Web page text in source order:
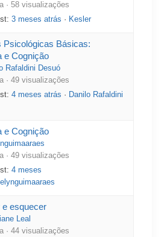
· 58 visualizações
3 meses atrás · Kesler
Psicológicas Básicas:
e Cognição
Rafaldini Desuó
· 49 visualizações
4 meses atrás · Danilo Rafaldini
e Cognição
· 49 visualizações
4 meses
e esquecer
Leal
· 44 visualizações